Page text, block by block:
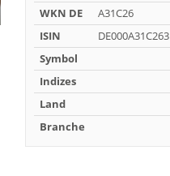
WKN DE
A31C26
ISIN
DE000A31C263
Symbol
Indizes
Land
Branche